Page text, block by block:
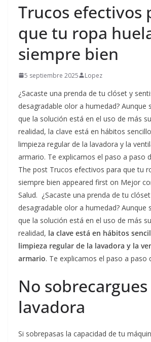
Trucos efectivos
que tu ropa
siempre bien
5 septiembre 2025 Lopez
¿Sacaste una prenda de tu clóset y
desagradable olor a humedad? Aunque
que la solución está en el uso de más
realidad, la clave está en hábitos
limpieza regular de la lavadora y la
armario. Te explicamos el paso a paso
The post Trucos efectivos para que tu
siempre bien appeared first on Mejor
Salud. ¿Sacaste una prenda de tu
desagradable olor a humedad? Aunque
que la solución está en el uso de más
realidad, la clave está en hábitos
limpieza regular de la lavadora y la
armario. Te explicamos el paso a paso
No sobrecargues
lavadora
Si sobrepasas la capacidad de tu